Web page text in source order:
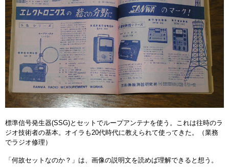
標準信号発生器(SSG)とセットでループアンテナを使う。これは往時のラ
ジオ技術者の基本。オイラも20代時代に教えられて使ってきた。（業務
でラジオ修理）
「何故セットなのか？」は、画像の説明文を読めば理解できると想う。